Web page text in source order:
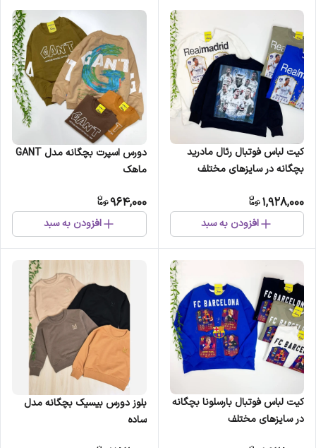
کیت لباس فوتبال رئال مادرید
بچگانه در سایزهای مختلف
1,928,000
افزودن به سبد
دورس اسپرت بچگانه مدل GANT
ماهک
964,000
افزودن به سبد
کیت لباس فوتبال بارسلونا بچگانه
در سایزهای مختلف
بلوز دورس بیسیک بچگانه مدل
ساده